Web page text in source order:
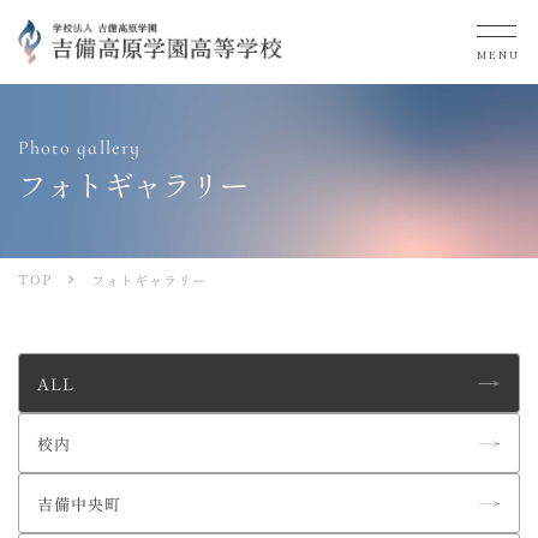
MENU
Photo gallery
フォトギャラリー
TOP フォトギャラリー
ALL
校内
吉備中央町